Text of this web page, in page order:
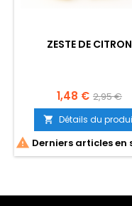
ZESTE DE CITRON
Prix
1,48 € Prix
de
base
2,95 €
 Détails du
 Derniers articles en